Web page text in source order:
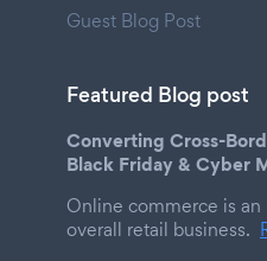
Guest Blog Post
Featured Blog post
Converting Cross-
Black Friday & Cyber
Online commerce is
overall retail business.